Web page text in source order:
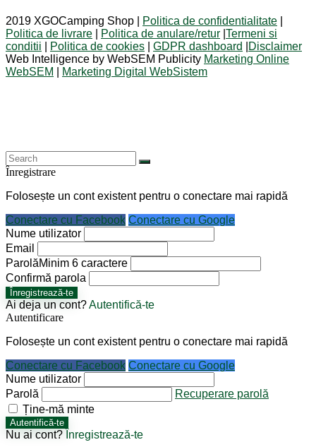
2019 XGOCamping Shop | Politica de confidentialitate
Politica de livrare
Politica de anulare/retur Termeni si
conditii
Politica de cookies GDPR dashboard
Disclaimer
Web Intelligence by WebSEM Publicity Marketing Online
WebSEM
Marketing Digital WebSistem
Înregistrare
Folosește un cont existent pentru o conectare mai rapidă
Conectare cu Facebook Conectare cu Google
Nume utilizator
Email
ParolăMinim 6 caractere
Confirmă parola
Înregistrează-te
Ai deja un cont?Autentifică-te
Autentificare
Folosește un cont existent pentru o conectare mai rapidă
Conectare cu Facebook Conectare cu Google
Nume utilizator
Parolă
Recuperare parolă
Ține-mă minte
Autentifică-te
Nu ai cont? Înregistrează-te